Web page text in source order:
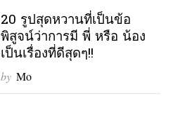
20 รูปสุดหวานที่เป็นข้อ
พิสูจน์ว่าการมี พี่ หรือ น้อง
เป็นเรื่องที่ดีสุดๆ!!
by Mo